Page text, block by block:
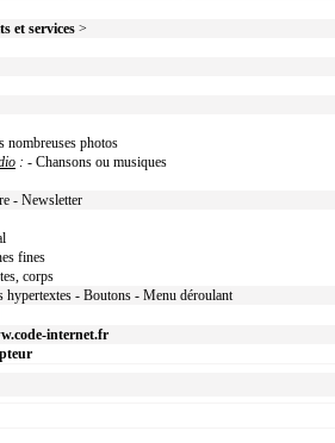
et services >
nombreuses photos
: - Chansons ou musiques
- Newsletter
fines
corps
hypertextes - Boutons - Menu déroulant
internet.fr